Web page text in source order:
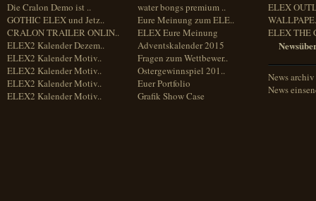
Die Cralon Demo ist ..
GOTHIC ELEX und Jetz..
CRALON TRAILER ONLIN..
ELEX2 Kalender Dezem..
ELEX2 Kalender Motiv..
ELEX2 Kalender Motiv..
ELEX2 Kalender Motiv..
ELEX2 Kalender Motiv..
water bongs premium ..
Eure Meinung zum ELE..
ELEX Eure Meinung
Adventskalender 2015
Fragen zum Wettbewer..
Ostergewinnspiel 201..
Euer Portfolio
Grafik Show Case
ELEX
ELEX THE
News archiv
News